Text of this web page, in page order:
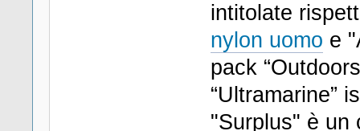
intitolate
nylon uomo e
pack
“Ultramarine”
"Surplus" è un